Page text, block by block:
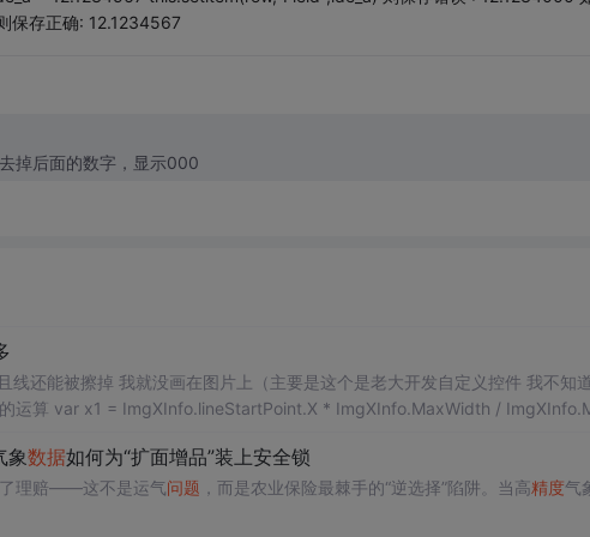
保存正确: 12.1234567
掉后面的数字，显示000
还能被擦掉 我就没画在图片上（主要是这个是老大开发自定义控件 我不知
象数据如何为“扩面增品”装上安全锁
了理赔——这不是运气问题 ，而是农业保险最棘手的“逆选择”陷阱。当高精度气